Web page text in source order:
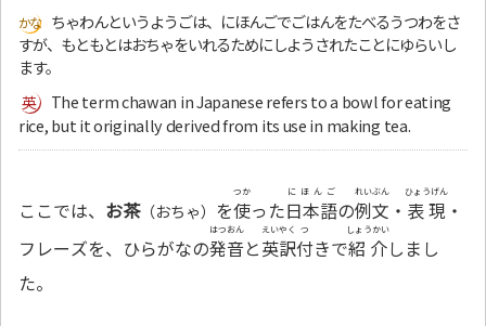
ちゃわんというようごは、にほんごでごはんをたべるうつわをさ
すが、もともとはおちゃをいれるためにしようされたことにゆらいし
ます。
The term chawan in Japanese refers to a bowl for eating
rice, but it originally derived from its use in making tea.
ここでは、 お茶（おちゃ） を使
つか
った日本語
にほんご
の例文
れいぶん
・ 表現
ひょうげん
・
フレーズを、ひらがなの発音
はつおん
と英訳
えいやく
付
つ
きで紹介
しょうかい
しまし
た。